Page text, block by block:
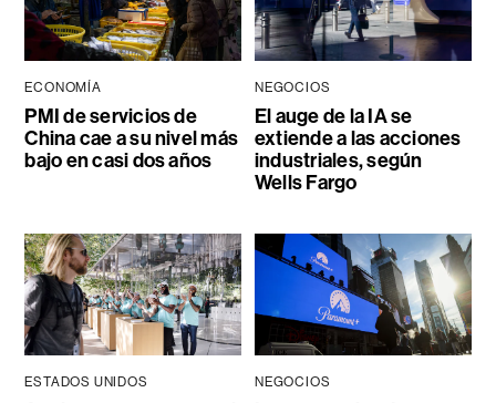
ECONOMÍA
PMI de servicios de
China cae a su nivel más
bajo en casi dos años
NEGOCIOS
El auge de la IA se
extiende a las acciones
industriales, según
Wells Fargo
ESTADOS UNIDOS NEGOCIOS